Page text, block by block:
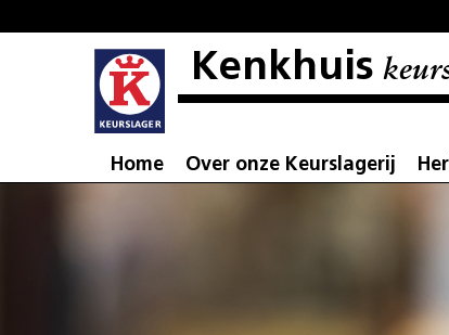
Kenkhuis
Home Over onze Keurslagerij